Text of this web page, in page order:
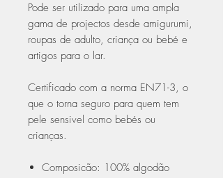
Pode ser utilizado para uma ampla
gama de projectos desde amigurumi,
roupas de adulto, criança ou bebé e
artigos para o lar.
Certificado com a norma EN71-3, o
que o torna seguro para quem tem
pele sensivel como bebés ou
crianças.
Composicão: 100% algodão